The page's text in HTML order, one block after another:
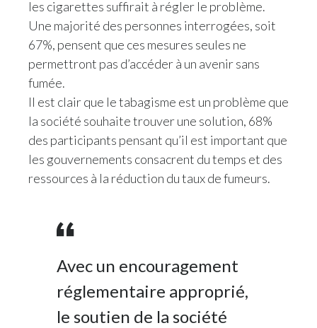
les cigarettes suffirait à régler le problème.
Une majorité des personnes interrogées, soit
67%, pensent que ces mesures seules ne
permettront pas d’accéder à un avenir sans
fumée.
Il est clair que le tabagisme est un problème que
la société souhaite trouver une solution, 68%
des participants pensant qu’il est important que
les gouvernements consacrent du temps et des
ressources à la réduction du taux de fumeurs.
Avec un encouragement
réglementaire approprié,
le soutien de la société